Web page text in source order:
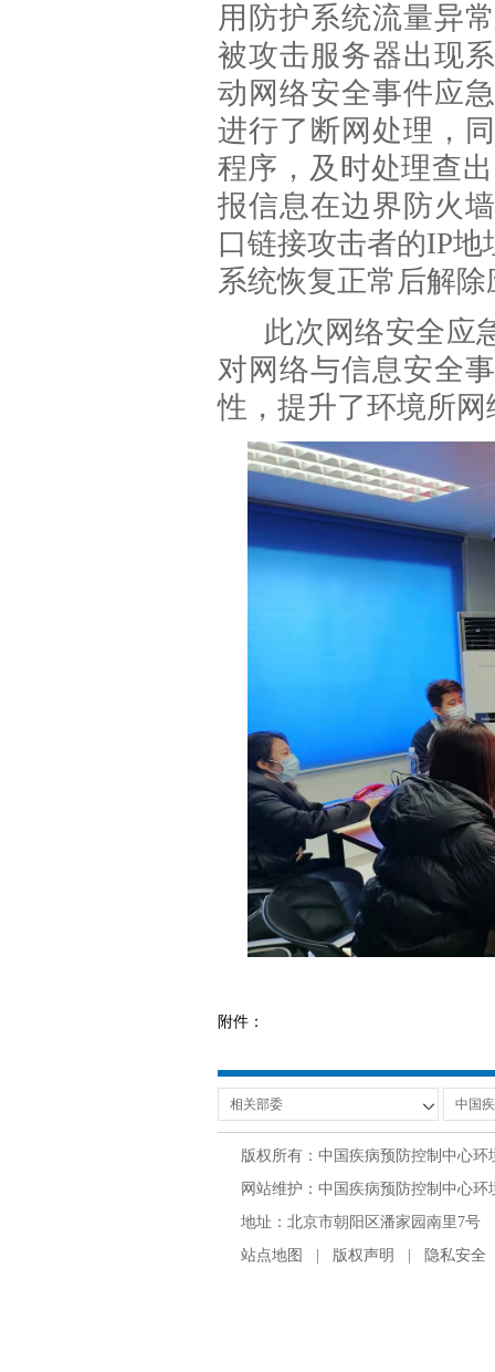
用防护系统流量异
被攻击服务器出现
动网络安全事件应
进行了断网处理，
程序，及时处理查
报信息在边界防火
口链接攻击者的IP
系统恢复正常后解
此次网络安全应
对网络与信息安全
性，提升了环境所
附件：
版权所有：中国疾病预防控制中心
网站维护：中国疾病预防控制中心
地址：北京市朝阳区潘家园南里7号
站点地图
版权声明 隐私安全